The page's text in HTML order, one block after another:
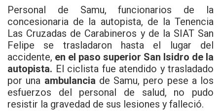
Personal de Samu, funcionarios de la
concesionaria de la autopista, de la Tenencia
Las Cruzadas de Carabineros y de la SIAT San
Felipe se trasladaron hasta el lugar del
accidente, en el paso superior San Isidro de la
autopista. El ciclista fue atendido y trasladado
por una ambulancia de Samu, pero pese a los
esfuerzos del personal de salud, no pudo
resistir la gravedad de sus lesiones y falleció.